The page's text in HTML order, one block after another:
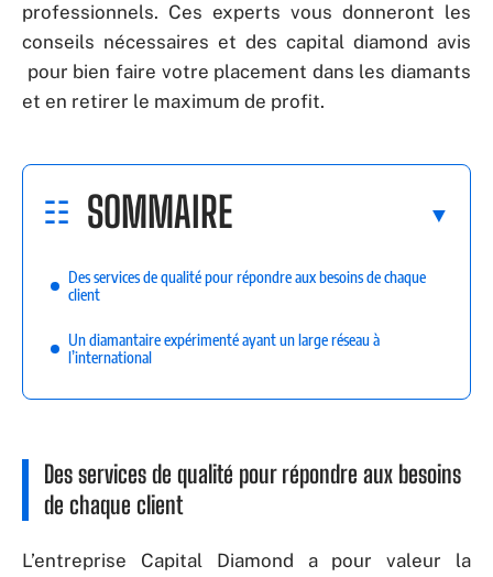
professionnels. Ces experts vous donneront les
conseils nécessaires et des capital diamond avis
pour bien faire votre placement dans les diamants
et en retirer le maximum de profit.
SOMMAIRE
Des services de qualité pour répondre aux besoins de chaque
client
Un diamantaire expérimenté ayant un large réseau à
l’international
Des services de qualité pour répondre aux besoins
de chaque client
L’entreprise Capital Diamond a pour valeur la